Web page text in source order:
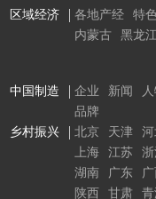
区域经济
各地产经 特
内蒙古
黑龙江
中国制造 企业 新闻
品牌
乡村振兴
北京 天津
上海
江苏 浙
湖南
广东 广
陕西
甘肃